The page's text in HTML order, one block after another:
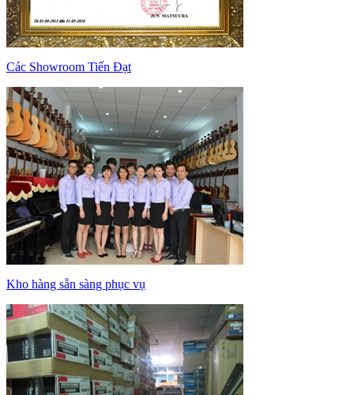
Các Showroom Tiến Đạt
Kho hàng sẵn sàng phục vụ